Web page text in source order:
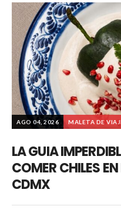
AGO 04, 2026 MALETA DE
LA GUIA
COMER CHILES
CDMX